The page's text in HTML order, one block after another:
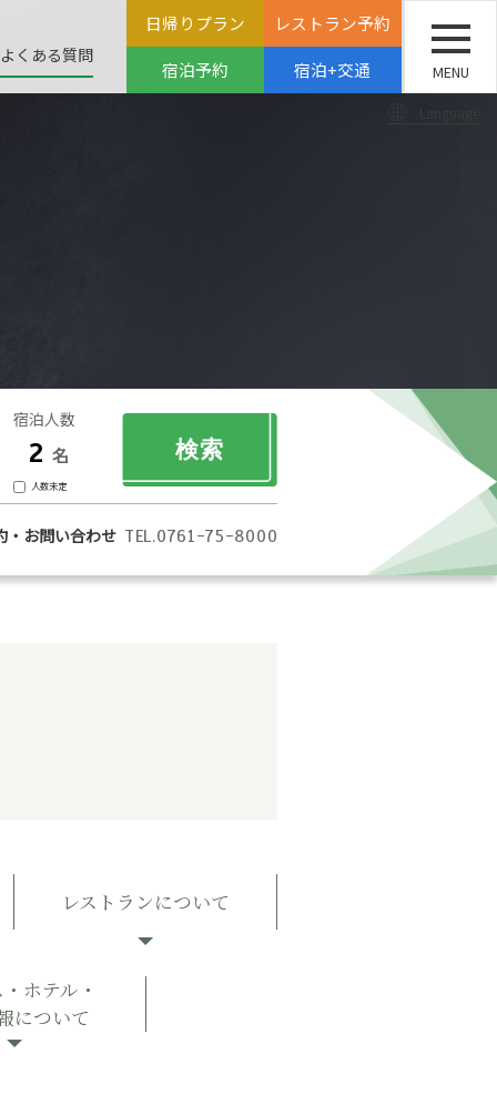
日帰りプラン
レストラン予約
宿泊予約
宿泊+交通 MENU
よくある質問
宿泊人数
名
人数未定
・お問い合わせ TEL.0761-75-8000
レストランについて
ホテル・
について